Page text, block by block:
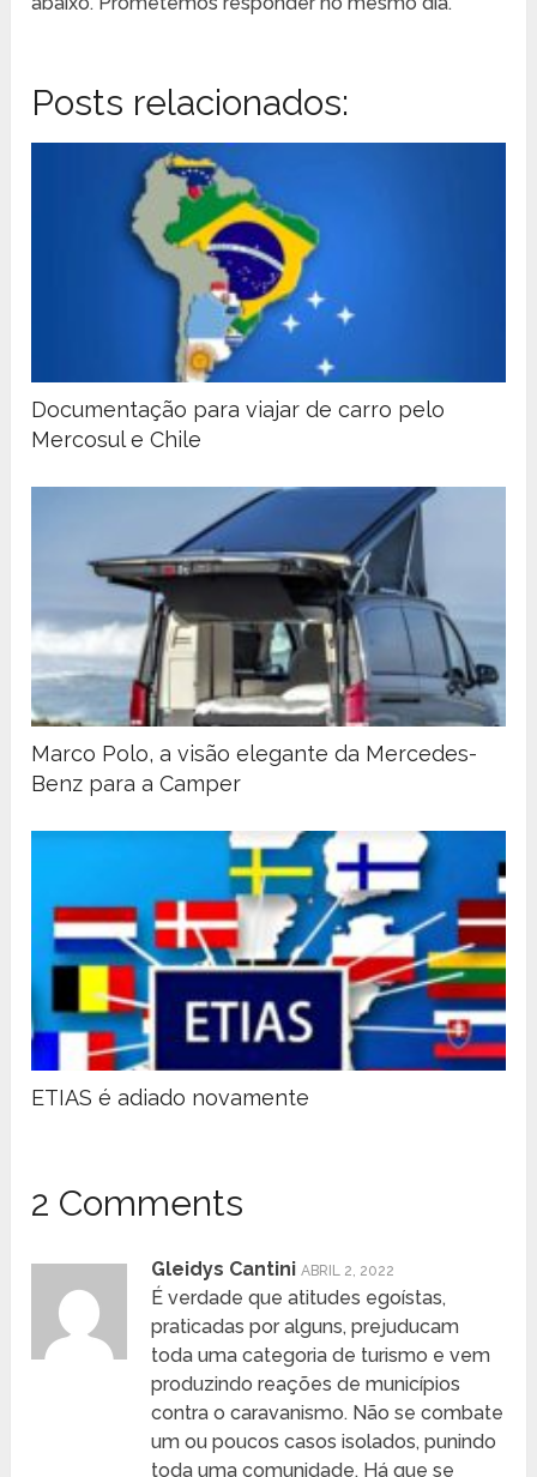
Posts relacionados:
Documentação para viajar de carro pelo
Mercosul e Chile
Marco Polo, a visão elegante da Mercedes-
Benz para a Camper
ETIAS é adiado novamente
2 Comments
Gleidys Cantini ABRIL 2, 2022
É verdade que atitudes egoístas,
praticadas por alguns, prejuducam
toda uma categoria de turismo e vem
produzindo reações de municípios
contra o caravanismo. Não se combate
um ou poucos casos isolados, punindo
toda uma comunidade. Há que se